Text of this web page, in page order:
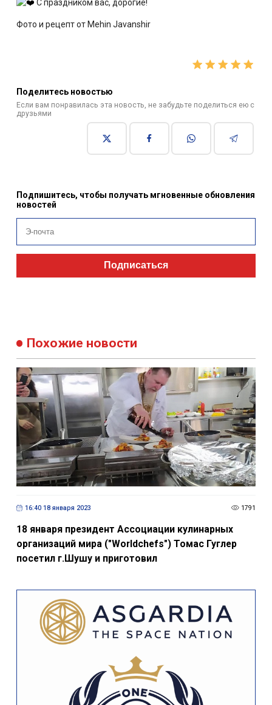
С праздником вас, дорогие!
Фото и рецепт от Mehin Javanshir
Поделитесь новостью
Если вам понравилась эта новость, не забудьте поделиться ею с
друзьями
Подпишитесь, чтобы получать мгновенные обновления
новостей
Подписаться
Похожие новости
16:40 18 января 2023 1791
18 января президент Ассоциации кулинарных
организаций мира ("Worldchefs") Томас Гуглер
посетил г.Шушу и приготовил